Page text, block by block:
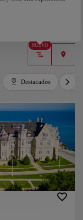
dos pasos y descargable
NUEVO
Destacados